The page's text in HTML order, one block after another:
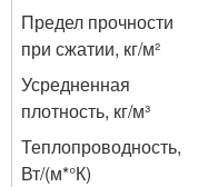
Предел прочности
при сжатии, кг/м²
Усредненная
плотность, кг/м³
Теплопроводность,
Вт/(м*°К)